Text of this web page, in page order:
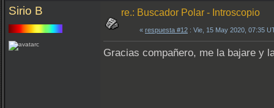
Sirio B re.: Buscador Polar - Introscopio
« respuesta #12 : Vie, 15 May 2020, 07:35
Gracias compañero, me la bajare y